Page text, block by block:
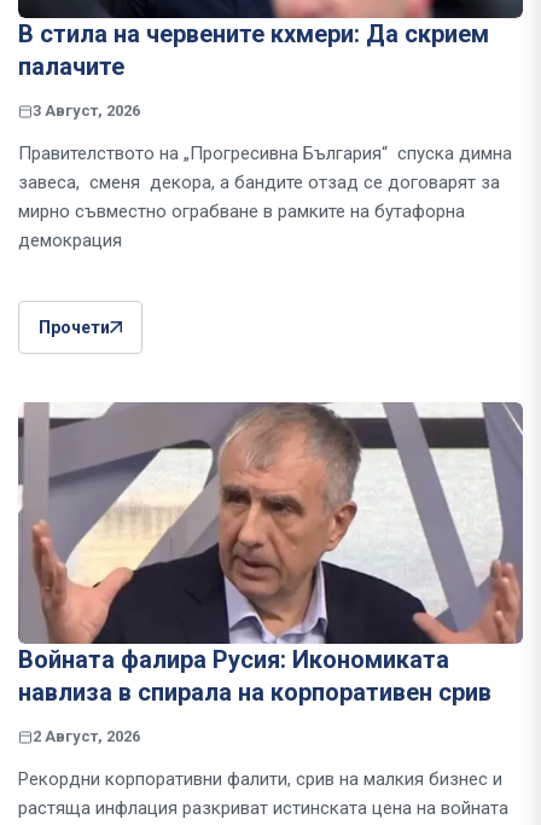
В стила на червените кхмери: Да скрием
палачите
3 Август, 2026
Правителството на „Прогресивна България“ спуска димна
завеса, сменя декора, а бандите отзад се договарят за
мирно съвместно ограбване в рамките на бутафорна
демокрация
Прочети
Войната фалира Русия: Икономиката
навлиза в спирала на корпоративен срив
2 Август, 2026
Рекордни корпоративни фалити, срив на малкия бизнес и
растяща инфлация разкриват истинската цена на войната